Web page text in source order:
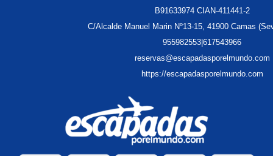
Crónicas de La Habana Vieja: Mitos, Historia y el Alma del Son
Samaná: El Santuario Secreto, Ballenas y Playas Vírgenes RD
Punta Cana: Lujo, Aventura y las Playas Más Vibrantes
Cancún: Playa, Fiesta y Misterios Mayas
Sabores de Cuba: Viaje Gastronómico
Varadero:Las Mejores Playas de Cuba
Punta Cana: Lujo, Relax y el Mejor Todo Incluido del Caribe
Samaná: El Paraíso Secreto y Natural de República Dominicana
B91633974 CIAN-411441-2
C/Alcalde Manuel Marin Nº13-15, 41900 Camas
955982553 |617543966
reservas@escapadasporelmundo.com
https://escapadasporelmundo.com